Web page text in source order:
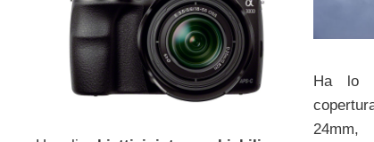
Ha lo